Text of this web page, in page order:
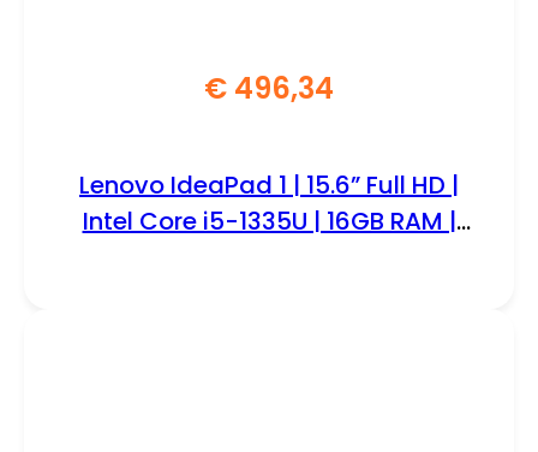
€ 496,34
Lenovo IdeaPad 1 | 15.6” Full HD |
Intel Core i5-1335U | 16GB RAM |